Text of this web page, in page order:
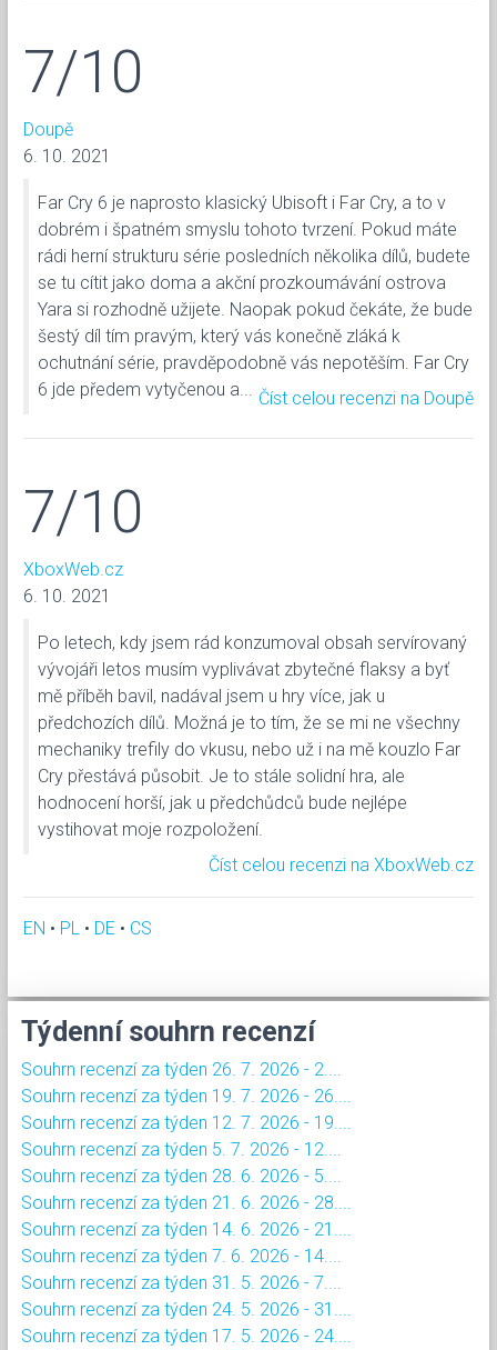
7/10
Doupě
6. 10. 2021
Far Cry 6 je naprosto klasický Ubisoft i Far Cry, a to v
dobrém i špatném smyslu tohoto tvrzení. Pokud máte
rádi herní strukturu série posledních několika dílů, budete
se tu cítit jako doma a akční prozkoumávání ostrova
Yara si rozhodně užijete. Naopak pokud čekáte, že bude
šestý díl tím pravým, který vás konečně zláká k
ochutnání série, pravděpodobně vás nepotěším. Far Cry
6 jde předem vytyčenou a...
Číst celou recenzi na Doupě
7/10
XboxWeb.cz
6. 10. 2021
Po letech, kdy jsem rád konzumoval obsah servírovaný
vývojáři letos musím vyplivávat zbytečné flaksy a byť
mě příběh bavil, nadával jsem u hry více, jak u
předchozích dílů. Možná je to tím, že se mi ne všechny
mechaniky trefily do vkusu, nebo už i na mě kouzlo Far
Cry přestává působit. Je to stále solidní hra, ale
hodnocení horší, jak u předchůdců bude nejlépe
vystihovat moje rozpoložení.
Číst celou recenzi na XboxWeb.cz
EN • PL • DE • CS
Týdenní souhrn recenzí
Souhrn recenzí za týden 26. 7. 2026 - 2....
Souhrn recenzí za týden 19. 7. 2026 - 26....
Souhrn recenzí za týden 12. 7. 2026 - 19....
Souhrn recenzí za týden 5. 7. 2026 - 12....
Souhrn recenzí za týden 28. 6. 2026 - 5....
Souhrn recenzí za týden 21. 6. 2026 - 28....
Souhrn recenzí za týden 14. 6. 2026 - 21....
Souhrn recenzí za týden 7. 6. 2026 - 14....
Souhrn recenzí za týden 31. 5. 2026 - 7....
Souhrn recenzí za týden 24. 5. 2026 - 31....
Souhrn recenzí za týden 17. 5. 2026 - 24....